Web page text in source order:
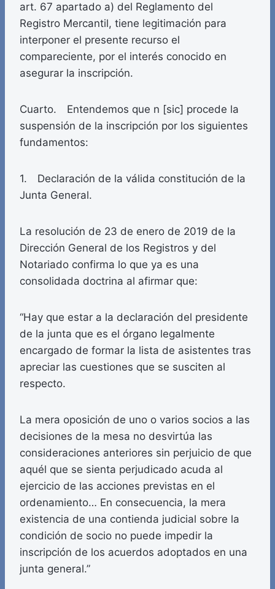
art. 67 apartado a) del Reglamento del
Registro Mercantil, tiene legitimación para
interponer el presente recurso el
compareciente, por el interés conocido en
asegurar la inscripción.
Cuarto. Entendemos que n [sic] procede la
suspensión de la inscripción por los siguientes
fundamentos:
1. Declaración de la válida constitución de la
Junta General.
La resolución de 23 de enero de 2019 de la
Dirección General de los Registros y del
Notariado confirma lo que ya es una
consolidada doctrina al afirmar que:
“Hay que estar a la declaración del presidente
de la junta que es el órgano legalmente
encargado de formar la lista de asistentes tras
apreciar las cuestiones que se susciten al
respecto.
La mera oposición de uno o varios socios a las
decisiones de la mesa no desvirtúa las
consideraciones anteriores sin perjuicio de que
aquél que se sienta perjudicado acuda al
ejercicio de las acciones previstas en el
ordenamiento… En consecuencia, la mera
existencia de una contienda judicial sobre la
condición de socio no puede impedir la
inscripción de los acuerdos adoptados en una
junta general.”